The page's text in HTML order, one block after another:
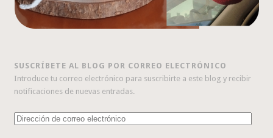
SUSCRÍBETE AL BLOG POR CORREO ELECTRÓNICO
Introduce tu correo electrónico para suscribirte a este blog y recibir
notificaciones de nuevas entradas.
Dirección